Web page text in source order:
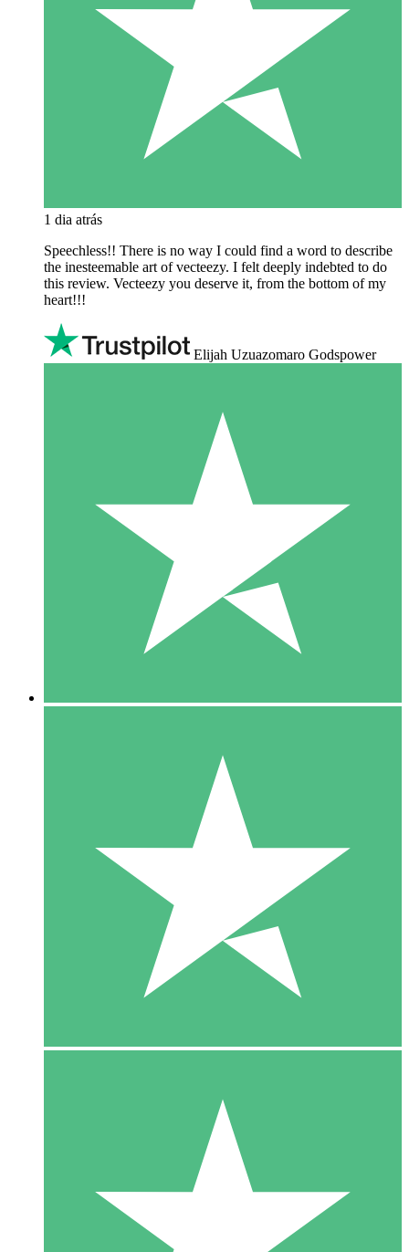
1 dia atrás
Speechless!! There is no way I could find a word to describe
the inesteemable art of vecteezy. I felt deeply indebted to do
this review. Vecteezy you deserve it, from the bottom of my
heart!!!
Elijah Uzuazomaro Godspower